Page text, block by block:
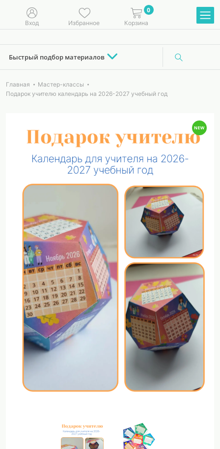
Вход Избранное
0
Корзина
Быстрый подбор материалов
Главная
Мастер-классы
Подарок учителю календарь на 2026-2027 учебный год